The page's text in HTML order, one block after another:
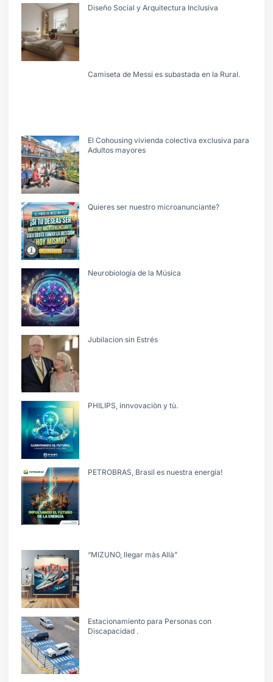
Diseño Social y Arquitectura Inclusiva
Camiseta de Messi es subastada en la Rural.
El Cohousing vivienda colectiva exclusiva para
Adultos mayores
Quieres ser nuestro microanunciante?
Neurobiología de la Música
Jubilacion sin Estrés
PHILIPS, innvovaciòn y tù.
PETROBRAS, Brasil es nuestra energía!
“MIZUNO, llegar màs Allà”
Estacionamiento para Personas con
Discapacidad .